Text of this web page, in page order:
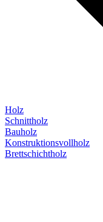
Holz
Schnittholz
Bauholz
Konstruktionsvollholz
Brettschichtholz